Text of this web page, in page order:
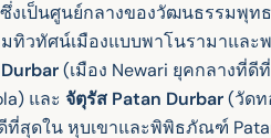
งเป็นศูนย์กลางของวัฒนธรรมพุท
ทิวทัศน์เมืองแบบพาโนรามาแล
(เมือง Newari ยุคกลางที่ดี
และ จัตุรัส Patan Durbar(วัดท
ที่สุดใน หุบเขาและพิพิธภัณฑ์